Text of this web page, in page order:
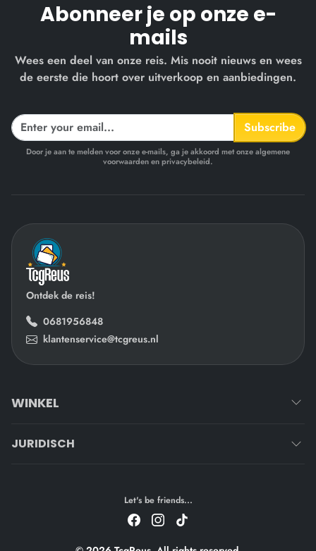
Abonneer je op onze e-
mails
Wees een deel van onze reis. Mis nooit nieuws en wees
de eerste die hoort over uitverkoop en aanbiedingen.
Subscribe
Door je aan te melden voor onze e-mails, ga je akkoord met onze algemene
voorwaarden en privacybeleid.
Ontdek de reis!
0681956848
klantenservice@tcgreus.nl
WINKEL
JURIDISCH
Let's be friends...